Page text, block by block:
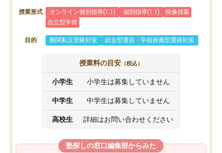
授業形式 オンライン個別指導(1:1) 個別指導(1:1)
映像授業
自立型学習
目的 難関私立受験対策 総合型選抜・学校推薦型選抜対策
授業料の目安 （税込）
小学生 小学生は募集していません
中学生 中学生は募集していません
高校生 詳細はお問い合わせください
塾探しの窓口編集部からみた